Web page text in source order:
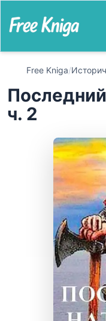
Free Kniga/
ч. 2